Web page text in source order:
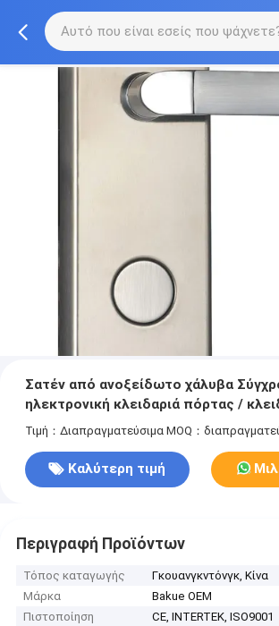
Σατέν από ανοξείδωτο χάλυβα
ηλεκτρονική κλειδαριά πόρτας /
για ξενοδοχείο
Τιμή：Διαπραγματεύσιμα MOQ：
Καλύτερη τιμή
Περιγραφή Προϊόντων
Τόπος καταγωγής
Γκουανγκντόνγκ, Κίνα
Μάρκα
Bakue OEM
Πιστοποίηση
CE, INTERTEK, ISO9001